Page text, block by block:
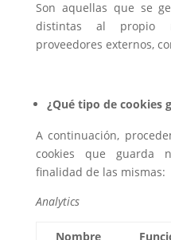
Son aquellas que se
distintas al propio
proveedores externos,
¿Qué tipo de cookies
A continuación,
cookies que guarda
finalidad de las mismas:
Analytics
Nombre